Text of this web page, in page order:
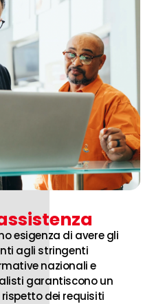
esigenza di avere gli
agli stringenti
nazionali e
garantiscono un
dei requisiti